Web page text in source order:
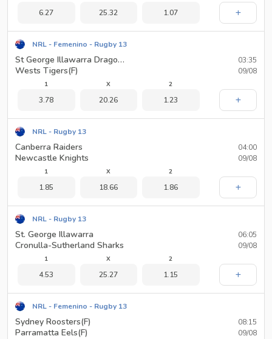
6.27 25.32 1.07
NRL - Femenino - Rugby 13
St George Illawarra Dragons(F)
Wests Tigers(F)
03:35
09/08
1
3.78
X
20.26
2
1.23
NRL - Rugby 13
Canberra Raiders
Newcastle Knights
04:00
09/08
1
1.85
X
18.66
2
1.86
NRL - Rugby 13
St. George Illawarra
Cronulla-Sutherland Sharks
06:05
09/08
1
4.53
X
25.27
2
1.15
NRL - Femenino - Rugby 13
Sydney Roosters(F)
Parramatta Eels(F)
08:15
09/08